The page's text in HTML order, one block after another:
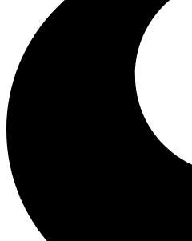
يتفوق على البشرية